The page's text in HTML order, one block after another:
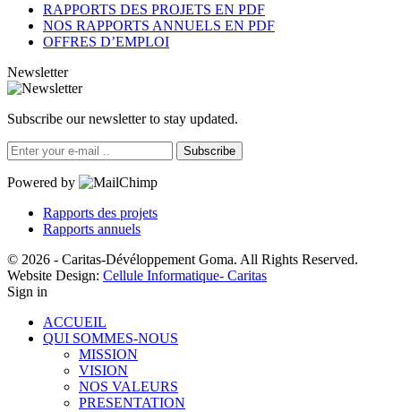
RAPPORTS DES PROJETS EN PDF
NOS RAPPORTS ANNUELS EN PDF
OFFRES D’EMPLOI
Newsletter
Subscribe our newsletter to stay updated.
Subscribe
Powered by
Rapports des projets
Rapports annuels
© 2026 - Caritas-Dévéloppement Goma. All Rights Reserved.
Website Design: Cellule Informatique- Caritas
Sign in
ACCUEIL
QUI SOMMES-NOUS
MISSION
VISION
NOS VALEURS
PRESENTATION